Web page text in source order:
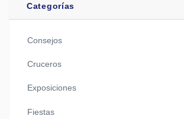
Categorías
Consejos
Cruceros
Exposiciones
Fiestas